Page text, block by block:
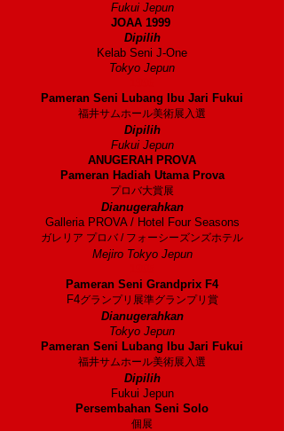
Fukui Jepun
JOAA 1999
Dipilih
Kelab Seni J-One
Tokyo Jepun
Pameran Seni Lubang Ibu Jari Fukui
福井サムホール美術展入選
Dipilih
Fukui Jepun
ANUGERAH PROVA
Pameran Hadiah Utama Prova
プロバ大賞展
Dianugerahkan
Galleria PROVA / Hotel Four Seasons
ガレリア プロバ / フォーシーズンズホテル
Mejiro Tokyo Jepun
Pameran Seni Grandprix F4
F4グランプリ展準グランプリ賞
Dianugerahkan
Tokyo Jepun
Pameran Seni Lubang Ibu Jari Fukui
福井サムホール美術展入選
Dipilih
Fukui Jepun
Persembahan Seni Solo
個展